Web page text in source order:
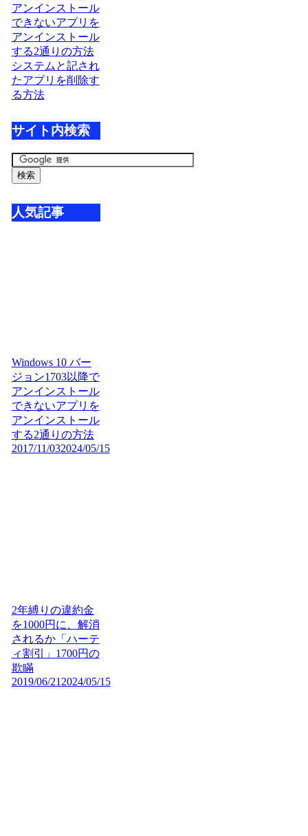
アンインストール
できないアプリを
アンインストール
する2通りの方法
システムと記され
たアプリを削除す
る方法
サイト内検索
人気記事
Windows 10 バー
ジョン1703以降で
アンインストール
できないアプリを
アンインストール
する2通りの方法
2017/11/032024/05/15
2年縛りの違約金
を1000円に、解消
されるか「ハーテ
ィ割引」1700円の
欺瞞
2019/06/21 2024/05/15